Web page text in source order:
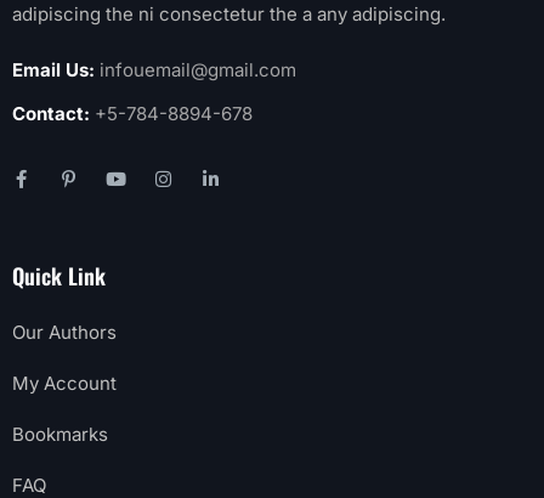
adipiscing the ni consectetur the a any adipiscing.
Email Us: infouemail@gmail.com
Contact: +5-784-8894-678
Quick Link
Our Authors
My Account
Bookmarks
FAQ